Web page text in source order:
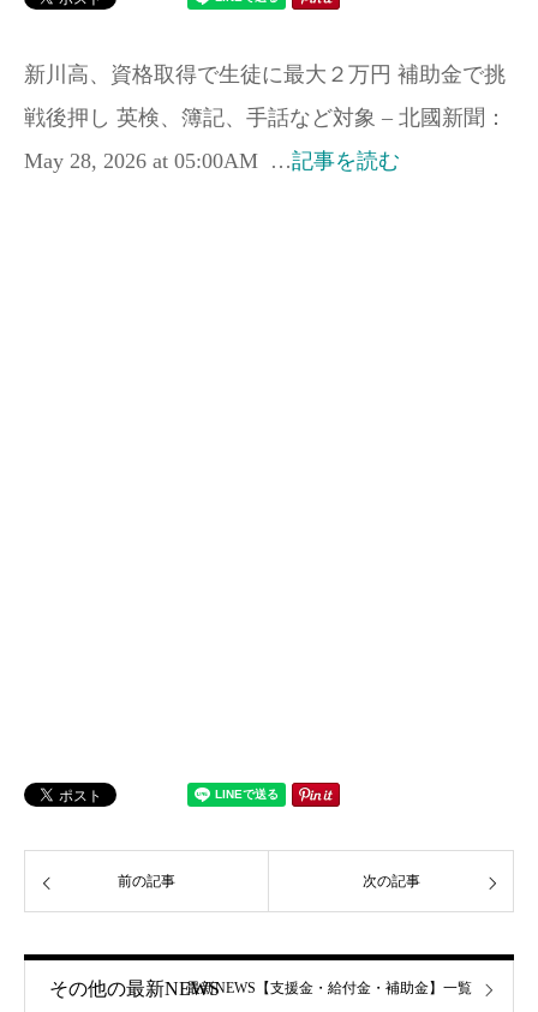
新川高、資格取得で生徒に最大２万円 補助金で挑
戦後押し 英検、簿記、手話など対象 – 北國新聞：
May 28, 2026 at 05:00AM …記事を読む
前の記事 次の記事
その他の最新NEWS最新NEWS【支援金・給付金・補助金】一覧